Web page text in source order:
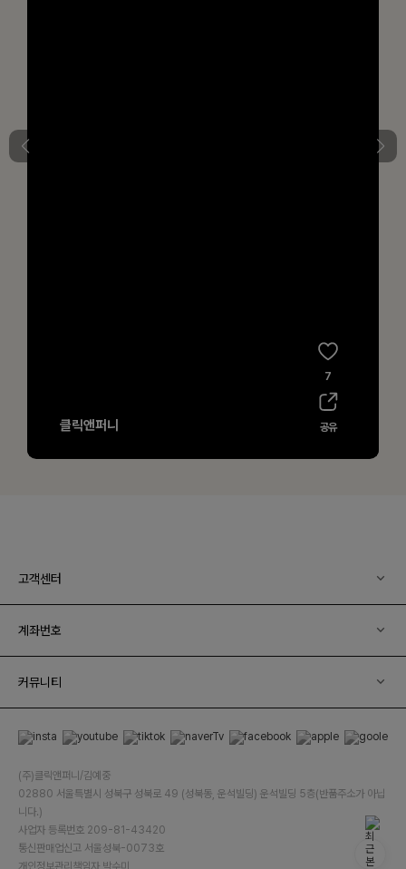
고객센터
계좌번호
커뮤니티
(주)클릭앤퍼니/김예중
02880 서울특별시 성북구 성북로 49 (성북동, 운석빌딩) 운석빌딩 5층(반품주소가 아닙
니다.)
사업자 등록번호 209-81-43420
통신판매업신고 서울성북-0073호
개인정보관리책임자 박수미